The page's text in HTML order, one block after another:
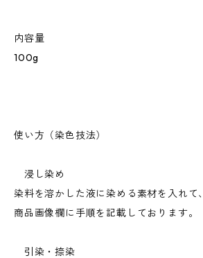
内容量
100g
使い方（染色技法）
浸し染め
染料を溶かした液に染める素材を入れて
商品画像欄に手順を記載しております。
引染・捺染